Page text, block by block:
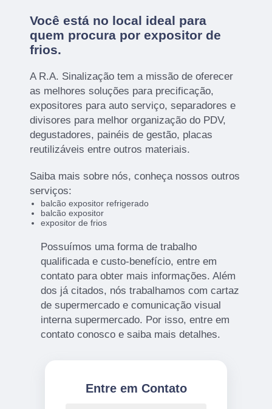
Você está no local ideal para
quem procura porexpositor de
frios.
A R.A. Sinalização tem a missão de oferecer
as melhores soluções para precificação,
expositores para auto serviço, separadores e
divisores para melhor organização do PDV,
degustadores, painéis de gestão, placas
reutilizáveis entre outros materiais.
Saiba mais sobre nós, conheça nossos outros
serviços:
balcão expositor refrigerado
balcão expositor
expositor de frios
Possuímos uma forma de trabalho
qualificada e custo-benefício, entre em
contato para obter mais informações. Além
dos já citados, nós trabalhamos com cartaz
de supermercado e comunicação visual
interna supermercado. Por isso, entre em
contato conosco e saiba mais detalhes.
Entre em Contato